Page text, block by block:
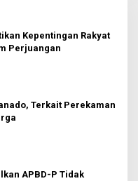
Kepentingan Rakyat
Perjuangan
Terkait Perekaman
APBD-P Tidak